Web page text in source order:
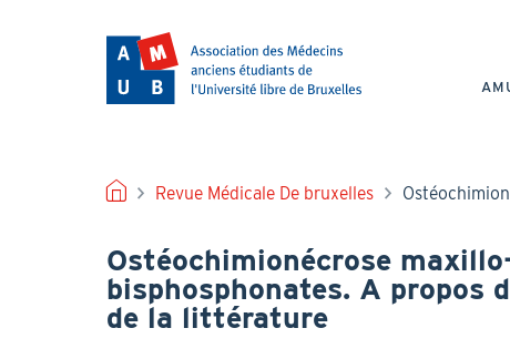
FIL
D'ARIANE
Revue Médicale De bruxelles
Ostéochimionécrose
bisphosphonates. A propos
de la littérature